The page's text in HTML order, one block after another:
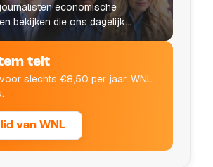
economische
bekijken die ons dagelijks
telt
slechts €8,50 per jaar. WNL
van WNL